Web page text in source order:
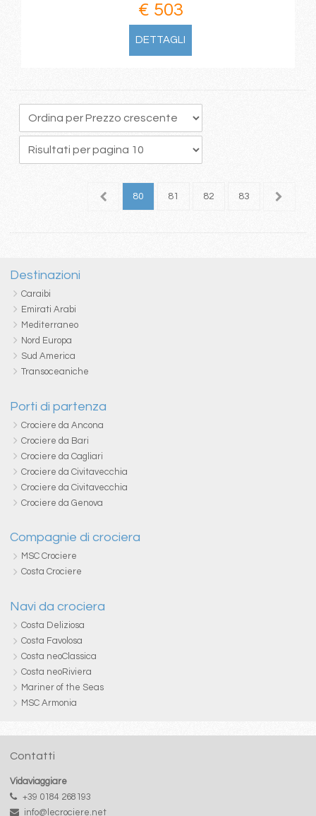
€ 503
DETTAGLI
79 80 81 82 83 84
Destinazioni
Caraibi
Emirati Arabi
Mediterraneo
Nord Europa
Sud America
Transoceaniche
Porti di partenza
Crociere da Ancona
Crociere da Bari
Crociere da Cagliari
Crociere da Civitavecchia
Crociere da Civitavecchia
Crociere da Genova
Compagnie di crociera
MSC Crociere
Costa Crociere
Navi da crociera
Costa Deliziosa
Costa Favolosa
Costa neoClassica
Costa neoRiviera
Mariner of the Seas
MSC Armonia
Contatti
Vidaviaggiare
+39 0184 268193
info@lecrociere.net